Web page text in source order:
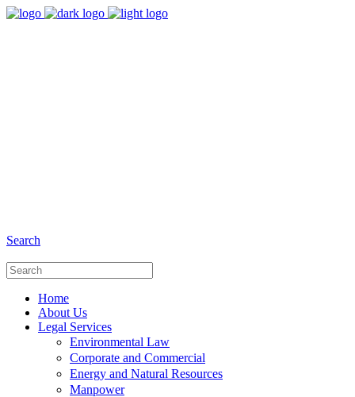
Search
Home
About Us
Legal Services
Environmental Law
Corporate and Commercial
Energy and Natural Resources
Manpower